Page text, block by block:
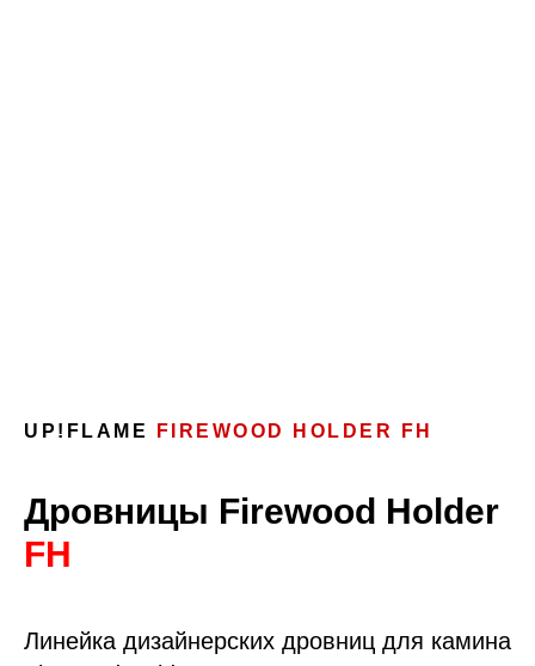
UP!FLAME FIREWOOD HOLDER FH
Дровницы Firewood Holder
FH
Линейка дизайнерских дровниц для камина